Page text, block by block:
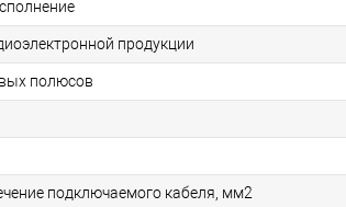
продукции
полюсов
подключаемого кабеля, мм2